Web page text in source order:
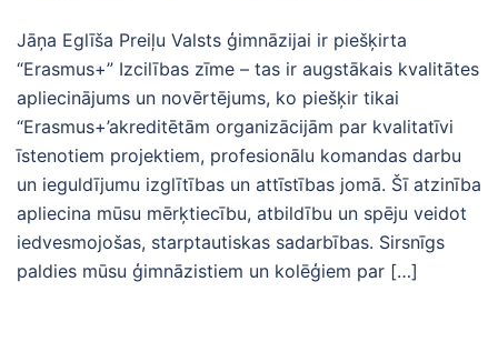
Jāņa Eglīša Preiļu Valsts ģimnāzijai ir piešķirta
“Erasmus+” Izcilības zīme – tas ir augstākais kvalitātes
apliecinājums un novērtējums, ko piešķir tikai
“Erasmus+’akreditētām organizācijām par kvalitatīvi
īstenotiem projektiem, profesionālu komandas darbu
un ieguldījumu izglītības un attīstības jomā. Šī atzinība
apliecina mūsu mērķtiecību, atbildību un spēju veidot
iedvesmojošas, starptautiskas sadarbības. Sirsnīgs
paldies mūsu ģimnāzistiem un kolēģiem par […]